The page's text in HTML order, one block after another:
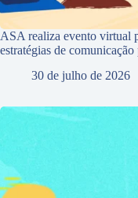
ASA realiza evento virtual
estratégias de
30 de julho de 2026